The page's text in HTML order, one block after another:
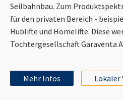
Seilbahnbau. Zum
für den privaten Bereich -
Hublifte und Homelifte. Diese
Tochtergesellschaft Garaventa
Mehr Infos